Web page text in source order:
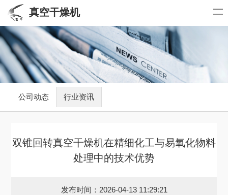
真空干燥机
公司动态 行业资讯
双锥回转真空干燥机在精细化工与易氧化物料
处理中的技术优势
发布时间：2026-04-13 11:29:21